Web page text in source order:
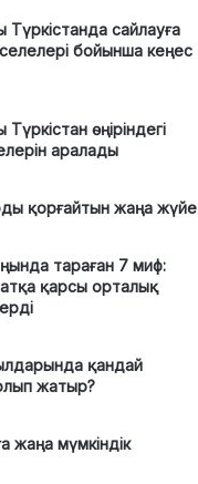
сайлауға
бойынша кеңес
өңіріндегі
аралады
қорғайтын жаңа жүйе
тараған 7 миф:
қарсы орталық
қандай
жатыр?
жаңа мүмкіндік